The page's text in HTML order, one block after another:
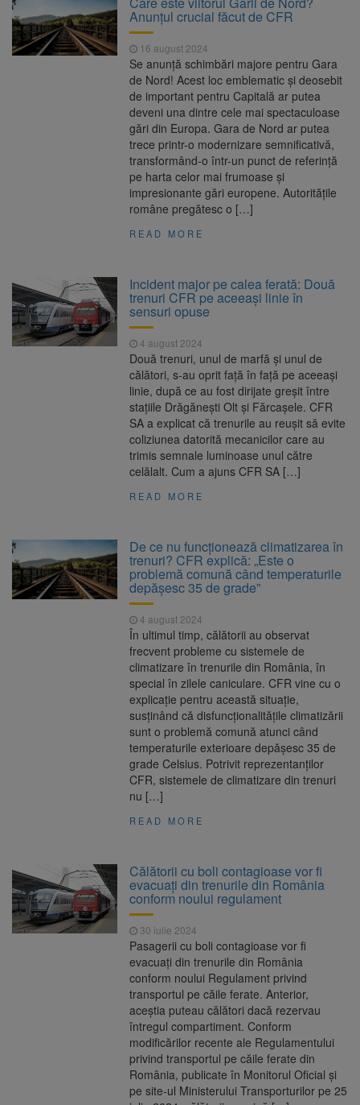
144 de incidente
10 august 2026
Ambulanță atacată cu
topoare și pietre în Cluj, după un zvon fals că
„fură copii”. Trei tineri au fost reținuți
Primele radare fixe din
România ar urma să apară în toamna lui
2027. Proiectul CNAIR este în licitație
România, pe primul loc la
Mondialele U19 de canotaj. Trei medalii de
aur, una de argint și două de bronz
Anunțul crucial făcut de CFR
16 august 2024
Se anunță schimbări majore pentru Gara
de Nord! Acest loc emblematic și deosebit
de important pentru Capitală ar putea
deveni una dintre cele mai spectaculoase
gări din Europa. Gara de Nord ar putea
trece printr-o modernizare semnificativă,
transformând-o într-un punct de referință
pe harta celor mai frumoase și
impresionante gări europene. Autoritățile
române pregătesc o […]
READ MORE
Incident major pe calea ferată: Două
trenuri CFR pe aceeași linie în
sensuri opuse
4 august 2024
Două trenuri, unul de marfă și unul de
călători, s-au oprit față în față pe aceeași
linie, după ce au fost dirijate greșit între
stațiile Drăgănești Olt și Fărcașele. CFR
SA a explicat că trenurile au reușit să evite
coliziunea datorită mecanicilor care au
trimis semnale luminoase unul către
celălalt. Cum a ajuns CFR SA […]
READ MORE
De ce nu funcționează climatizarea în
trenuri? CFR explică: „Este o
problemă comună când temperaturile
depășesc 35 de grade”
4 august 2024
În ultimul timp, călătorii au observat
frecvent probleme cu sistemele de
climatizare în trenurile din România, în
special în zilele caniculare. CFR vine cu o
explicație pentru această situație,
susținând că disfuncționalitățile climatizării
sunt o problemă comună atunci când
temperaturile exterioare depășesc 35 de
grade Celsius. Potrivit reprezentanților
CFR, sistemele de climatizare din trenuri
nu […]
READ MORE
Călătorii cu boli contagioase vor fi
evacuați din trenurile din România
conform noului regulament
30 iulie 2024
Pasagerii cu boli contagioase vor fi
evacuați din trenurile din România
conform noului Regulament privind
transportul pe căile ferate. Anterior,
aceștia puteau călători dacă rezervau
întregul compartiment. Conform
modificărilor recente ale Regulamentului
privind transportul pe căile ferate din
România, publicate în Monitorul Oficial și
pe site-ul Ministerului Transporturilor pe 25